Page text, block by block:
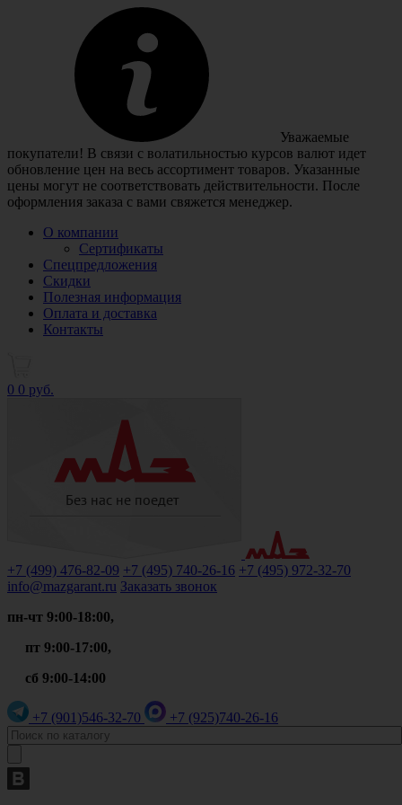
Уважаемые
покупатели! В связи с волатильностью курсов валют идет
обновление цен на весь ассортимент товаров. Указанные
цены могут не соответствовать действительности. После
оформления заказа с вами свяжется менеджер.
О компании
Сертификаты
Спецпредложения
Скидки
Полезная информация
Оплата и доставка
Контакты
0 0 руб.
+7 (499) 476-82-09 +7 (495) 740-26-16 +7 (495) 972-32-70
info@mazgarant.ru Заказать звонок
пн-чт 9:00-18:00,
пт 9:00-17:00,
сб 9:00-14:00
+7 (901)546-32-70 +7 (925)740-26-16